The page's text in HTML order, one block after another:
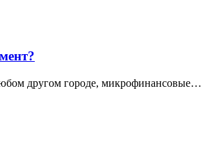
другом городе, микрофинансовые…